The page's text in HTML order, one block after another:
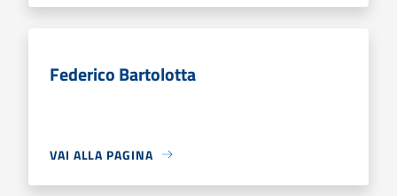
Federico Bartolotta
VAI ALLA PAGINA